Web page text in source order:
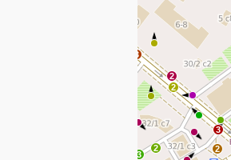
3
3
2
2
2
3
2